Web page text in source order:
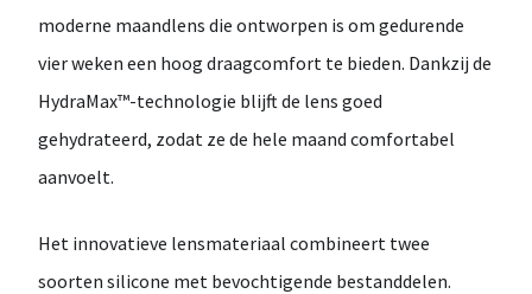
moderne maandlens die ontworpen is om gedurende
vier weken een hoog draagcomfort te bieden. Dankzij de
HydraMax™-technologie blijft de lens goed
gehydrateerd, zodat ze de hele maand comfortabel
aanvoelt.
Het innovatieve lensmateriaal combineert twee
soorten silicone met bevochtigende bestanddelen.